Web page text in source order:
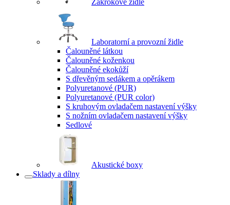
Zákrokové židle
Laboratorní a provozní židle
Čalouněné látkou
Čalouněné koženkou
Čalouněné ekokůží
S dřevěným sedákem a opěrákem
Polyuretanové (PUR)
Polyuretanové (PUR color)
S kruhovým ovladačem nastavení výšky
S nožním ovladačem nastavení výšky
Sedlové
Akustické boxy
Sklady a dílny